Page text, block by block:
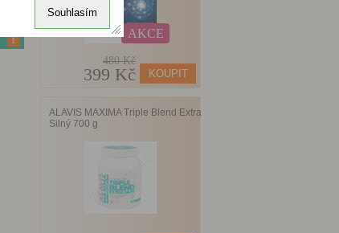
1 AKCE
480 Kč
399 Kč
ALAVIS MAXIMA Triple Blend Extra
Silný 700 g
Souhlasím